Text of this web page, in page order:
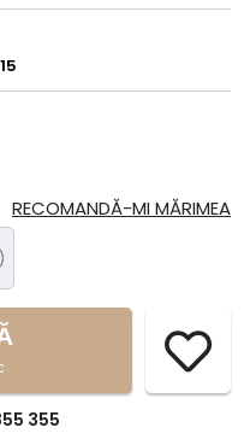
RECOMANDĂ-MI MĂRIMEA
355